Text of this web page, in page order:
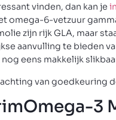
vinden, dan kan je
omega-6-vetzuur
zijn rijk GLA, maar
aanvulling te bieden
eens makkelijk
van goedkeuring
3